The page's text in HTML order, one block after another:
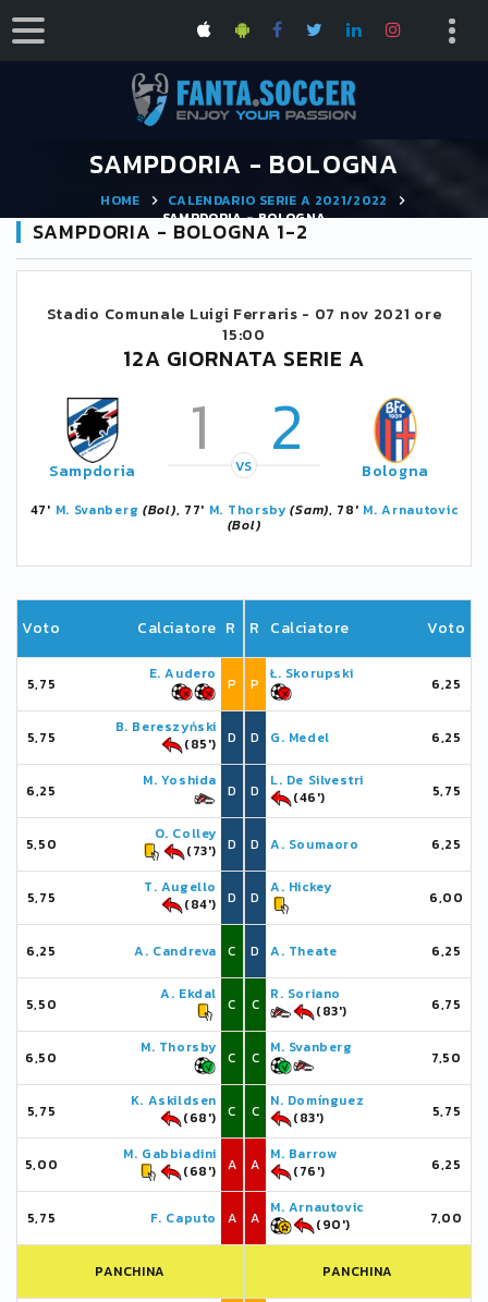
SAMPDORIA - BOLOGNA
HOME
CALENDARIO SERIE A 2021/2022
SAMPDORIA - BOLOGNA
SAMPDORIA - BOLOGNA 1-2
Stadio Comunale Luigi Ferraris - 07 nov 2021 ore
15:00
12A GIORNATA SERIE A
Sampdoria 1 2
VS Bologna
47' M. Svanberg (Bol), 77' M. Thorsby (Sam), 78' M. Arnautovic
(Bol)
Voto Calciatore R
5,75
E. Audero
P
5,75
B. Bereszyński
(85')
D
6,25
M. Yoshida
D
5,50
O. Colley
(73')
D
5,75
T. Augello
(84')
D
6,25 A. Candreva C
5,50
A. Ekdal
C
6,50
M. Thorsby
C
5,75
K. Askildsen
(68')
C
5,00
M. Gabbiadini
(68')
A
5,75 F. Caputo A
PANCHINA
R Calciatore Voto
P
Ł. Skorupski
6,25
D G. Medel 6,25
D
L. De Silvestri
(46')
5,75
D A. Soumaoro 6,25
D
A. Hickey
6,00
D A. Theate 6,25
C
R. Soriano
(83')
6,75
C
M. Svanberg
7,50
C
N. Domínguez
(83')
5,75
A
M. Barrow
(76')
6,25
A
M. Arnautovic
(90')
7,00
PANCHINA